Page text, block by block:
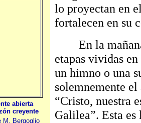
abierta
creyente
M. Bergoglio
lo proyectan en
fortalecen en su
En la mañana
etapas vividas
un himno o una
solemnemente
“Cristo, nuestra
Galilea”. Esta